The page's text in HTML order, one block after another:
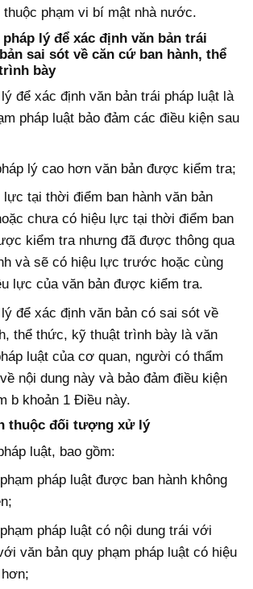
thuộc phạm vi bí mật nhà nước.
lý để xác định văn bản trái
sai sót về căn cứ ban hành, thể
bày
để xác định văn bản trái pháp luật là
pháp luật bảo đảm các điều kiện sau
lý cao hơn văn bản được kiểm tra;
tại thời điểm ban hành văn bản
chưa có hiệu lực tại thời điểm ban
kiểm tra nhưng đã được thông qua
và sẽ có hiệu lực trước hoặc cùng
lực của văn bản được kiểm tra.
để xác định văn bản có sai sót về
thể thức, kỹ thuật trình bày là văn
luật của cơ quan, người có thẩm
nội dung này và bảo đảm điều kiện
b khoản 1 Điều này.
thuộc đối tượng xử lý
luật, bao gồm:
pháp luật được ban hành không
pháp luật có nội dung trái với
văn bản quy phạm pháp luật có hiệu